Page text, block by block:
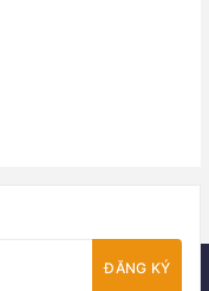
ĐĂNG KÝ